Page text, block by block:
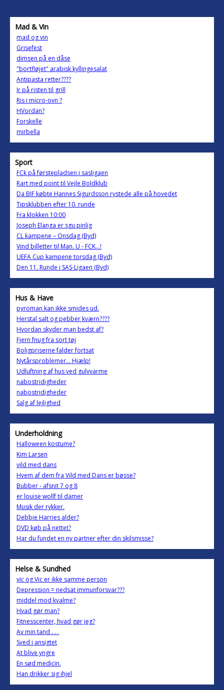
Mad & Vin
mad og vin
Grisefest
dimsen på en dåse
"bortfløjet" arabisk kyllingesalat
Antipasta retter????
Ir på risten til grill
Ris i micro-ovn ?
HVordan?
Forskelle
mirbella
Sport
FCk på førstepladsen i sasligaen
Rart med point til Vejle Boldklub
Da BIF købte Hannes Sigurdsson rystede alle på hovedet
Tipsklubben efter 10. runde
Fra klokken 10:00
Joseph Elanga er sgu pinlig
CL kampene – Onsdag (Byd)
Vind billetter til Man. U - FCK...!
UEFA Cup kampene torsdag (Byd)
Den 11. Runde i SAS-Ligaen (Byd)
Hus & Have
pyroman kan ikke smides ud.
Herstal salt og pebber kværn????
Hvordan skyder man bedst af?
Fjern fnug fra sort tøj
Boligpriserne falder fortsat
Nytårsproblemer... Hjælp!
Udluftning af hus ved gulvvarme
nabostridigheder
nabostridigheder
Salg af lejlighed
Underholdning
Halloween kostume?
Kim Larsen
vild med dans
Hvem af dem fra Vild med Dans er bøsse?
Bubber - afsnit 7 og 8
er louise wollf til damer
Musik der rykker.
Debbie Harries alder?
DVD køb på nettet?
Har du fundet en ny partner efter din skilsmisse?
Helse & Sundhed
vic og Vic er ikke samme person
Depression = nedsat immunforsvar???
middel mod kvalme?
Hvad gør man?
Fitnesscenter, hvad gør jeg?
Av min tand . . .
Sved i ansigtet
At blive yngre
En sød medicin.
Han drikker sig ihjel